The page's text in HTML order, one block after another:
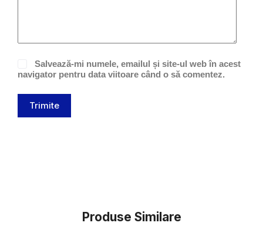
Salvează-mi numele, emailul și site-ul web în acest
navigator pentru data viitoare când o să comentez.
Trimite
Produse Similare